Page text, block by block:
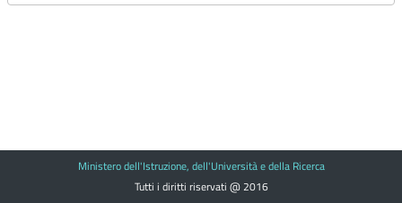
Ministero dell'Istruzione, dell'Università e della Ricerca
Tutti i diritti riservati @ 2016